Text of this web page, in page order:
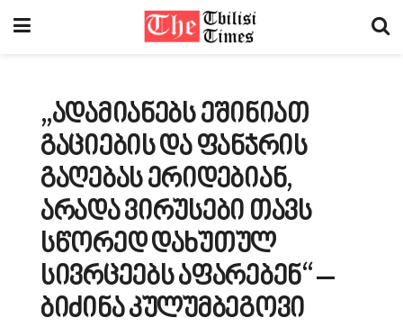
„ადამიანებს ეშინიათ
გაციების და ფანჯრის
გაღებას ერიდებიან,
არადა ვირუსები თავს
სწორედ დახუთულ
სივრცეებს აფარებენ“ –
ბიძინა კულუმბეგოვი